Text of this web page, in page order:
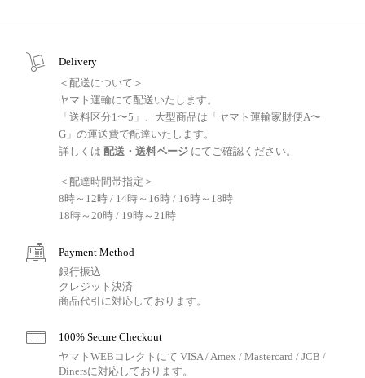
Delivery
＜配送について＞
ヤマト運輸にて配送いたします。
「送料区分1〜5」、大型商品は「ヤマト運輸家財便A〜
G」の運送費で配達いたします。
詳しくは 配送・送料ページ にてご確認ください。
＜配達時間帯指定＞
8時～12時 / 14時～16時 / 16時～18時
18時～20時 / 19時～21時
Payment Method
銀行振込
クレジット決済
商品代引に対応しております。
100% Secure Checkout
ヤマトWEBコレクトにて VISA / Amex / Mastercard / JCB /
Dinersに対応しております。